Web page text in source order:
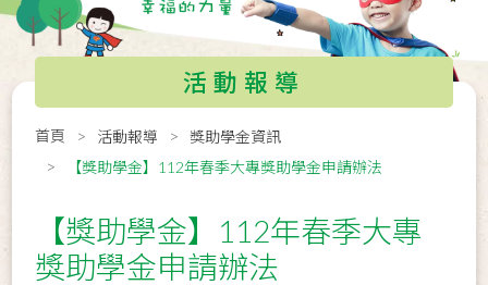
活動報導
首頁 活動報導
獎助學金資訊
【獎助學金】112年春季大專獎助學金申請辦法
【獎助學金】112年春季大專
獎助學金申請辦法